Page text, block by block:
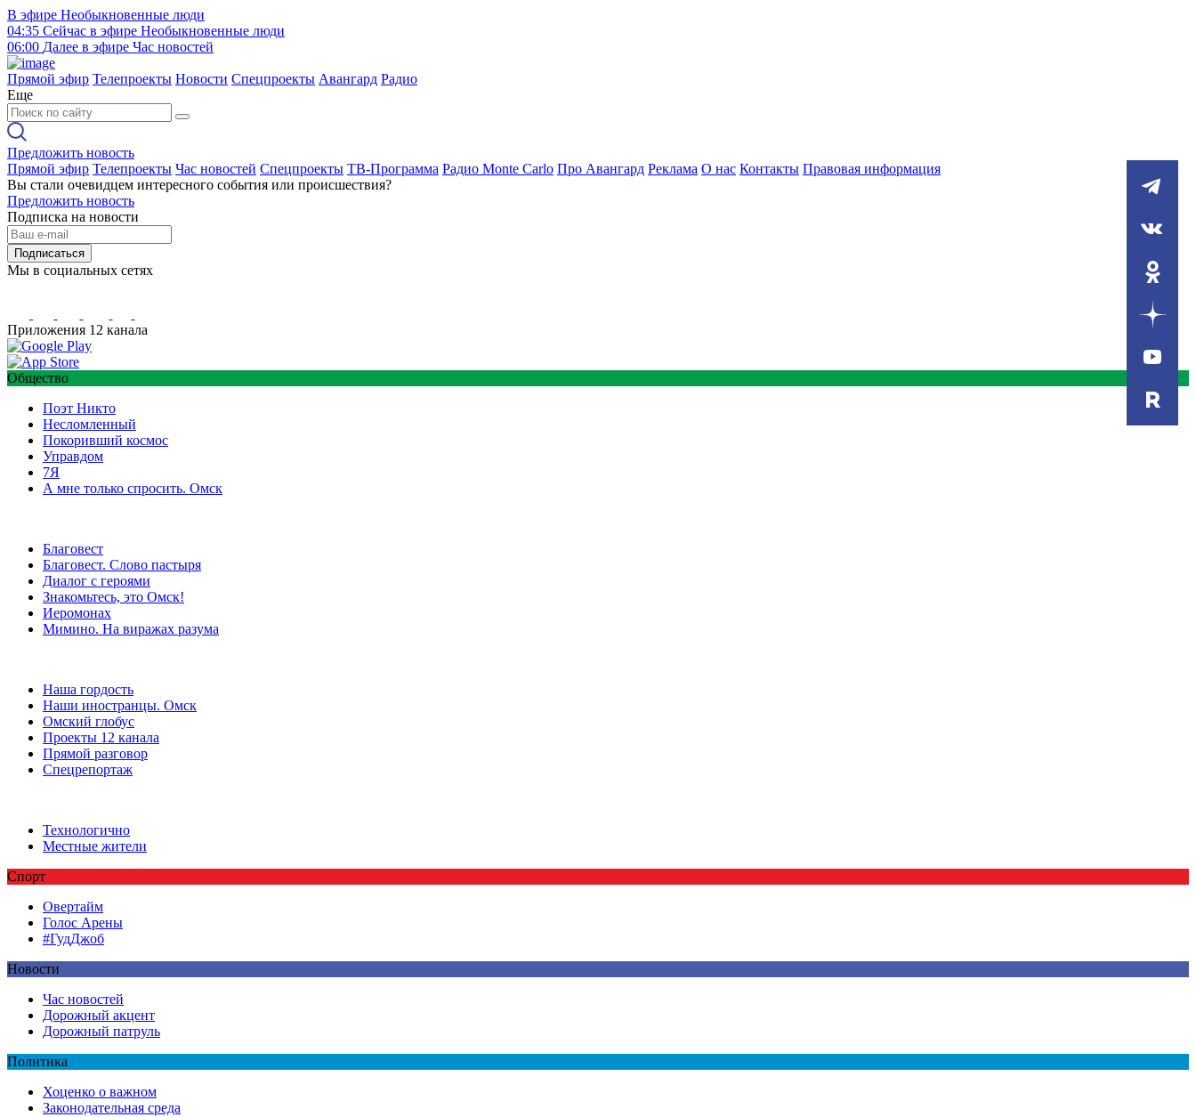
В эфире Необыкновенные люди
04:35 Сейчас в эфире Необыкновенные люди
06:00 Далее в эфире Час новостей
Прямой эфир Телепроекты Новости Спецпроекты Авангард Радио
Еще
Предложить новость
Прямой эфир Телепроекты Час новостей Спецпроекты ТВ-Программа Радио Monte Carlo Про Авангард Реклама О нас Контакты Правовая информация
Вы стали очевидцем интересного события или происшествия?
Предложить новость
Подписка на новости
Подписаться
Мы в социальных сетях
Приложения 12 канала
Общество
Поэт Никто
Несломленный
Покоривший космос
Управдом
7Я
А мне только спросить. Омск
Благовест
Благовест. Слово пастыря
Диалог с героями
Знакомьтесь, это Омск!
Иеромонах
Мимино. На виражах разума
Наша гордость
Наши иностранцы. Омск
Омский глобус
Проекты 12 канала
Прямой разговор
Спецрепортаж
Технологично
Местные жители
Спорт
Овертайм
Голос Арены
#ГудДжоб
Новости
Час новостей
Дорожный акцент
Дорожный патруль
Политика
Хоценко о важном
Законодательная среда